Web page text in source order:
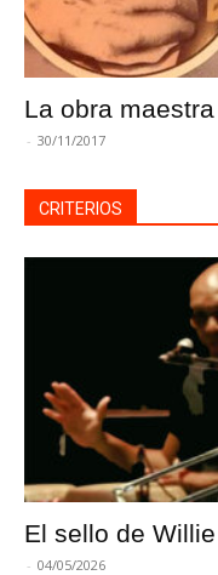
La obra
- 30/11/2017
CRITERIOS
El sello de
- 04/05/2026